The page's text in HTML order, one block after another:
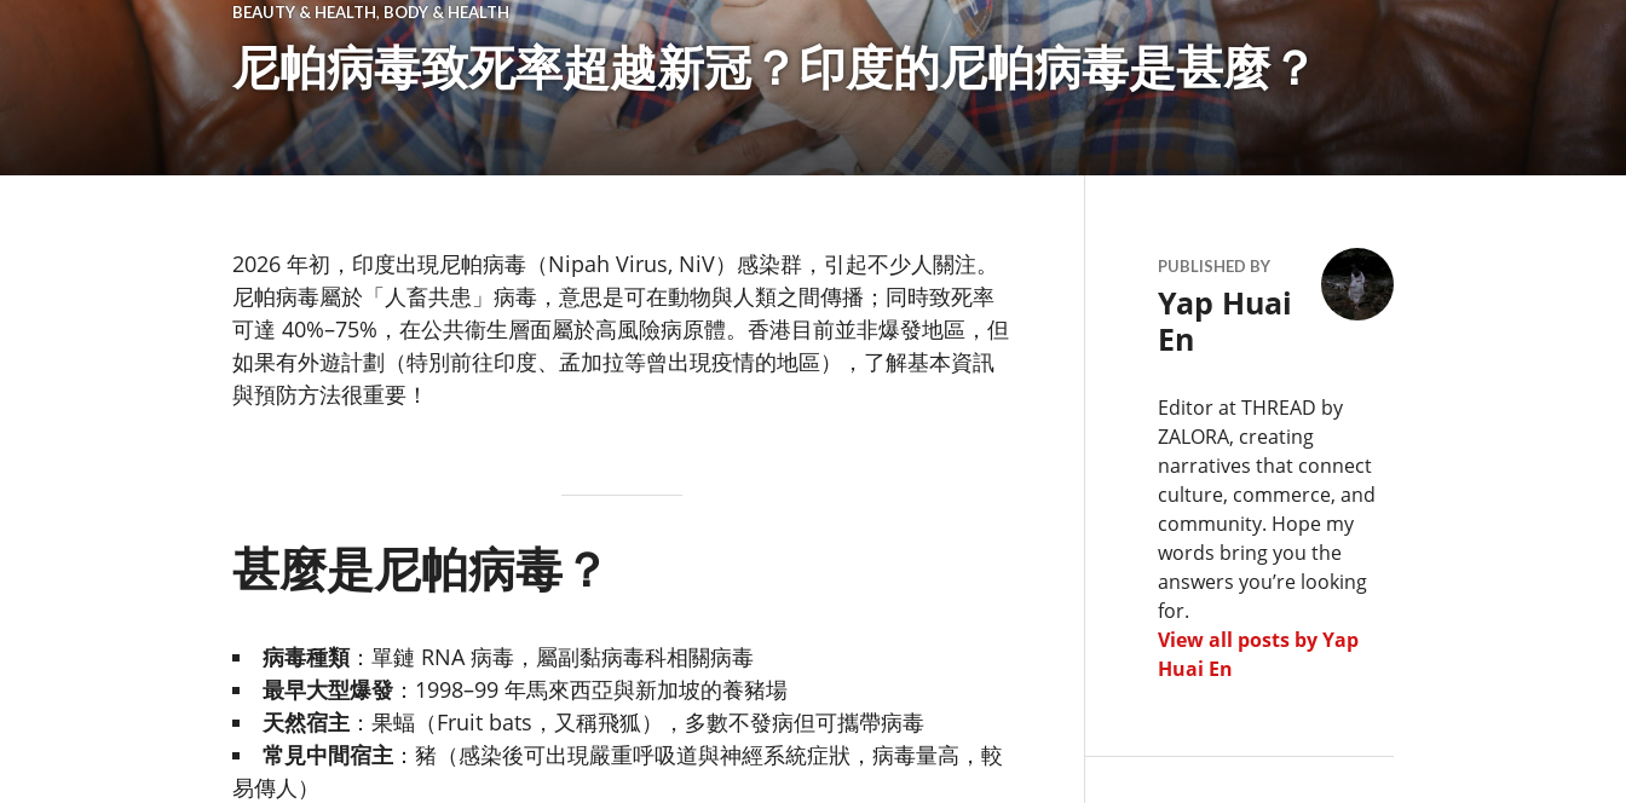
BEAUTY & HEALTH, BODY & HEALTH
尼帕病毒致死率超越新冠？印度的尼帕病毒是甚麼？
2026 年初，印度出現尼帕病毒（Nipah Virus, NiV）感染群，引起不少人關注。
尼帕病毒屬於「人畜共患」病毒，意思是可在動物與人類之間傳播；同時致死率
可達 40%–75%，在公共衞生層面屬於高風險病原體。香港目前並非爆發地區，但
如果有外遊計劃（特別前往印度、孟加拉等曾出現疫情的地區），了解基本資訊
與預防方法很重要！
甚麼是尼帕病毒？
病毒種類：單鏈 RNA 病毒，屬副黏病毒科相關病毒
最早大型爆發 ：1998–99 年馬來西亞與新加坡的養豬場
天然宿主 ：果蝠（Fruit bats，又稱飛狐），多數不發病但可攜帶病毒
常見中間宿主 ：豬（感染後可出現嚴重呼吸道與神經系統症狀，病毒量高，較
易傳人）
PUBLISHED BY
Yap Huai
En
Editor at THREAD by
ZALORA, creating
narratives that connect
culture, commerce, and
community. Hope my
words bring you the
answers you’re looking
for.
View all posts by Yap
Huai En